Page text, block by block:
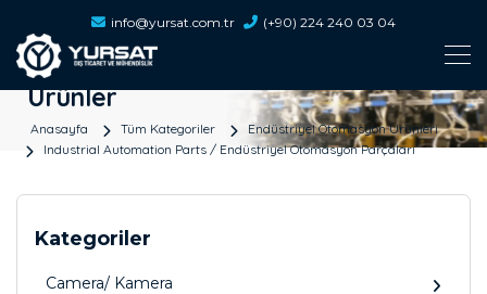
info@yursat.com.tr (+90) 224 240 03 04
Ürünler
Anasayfa Tüm Kategoriler
Endüstriyel Otomasyon Ürünleri
Industrial Automation Parts / Endüstriyel Otomasyon Parçaları
Kategoriler
Camera/ Kamera